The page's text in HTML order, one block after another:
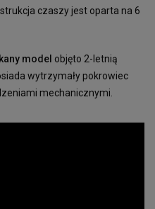
czaszy jest oparta na 6
model objęto 2-letnią
wytrzymały pokrowiec
mechanicznymi.